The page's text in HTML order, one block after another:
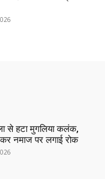
से हटा मुगलिया कलंक,
कर नमाज पर लगाई रोक